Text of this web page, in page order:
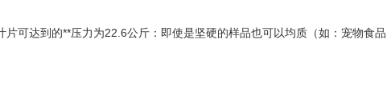
可达到的**压力为22.6公斤：即使是坚硬的样品也可以均质（如：宠物食品